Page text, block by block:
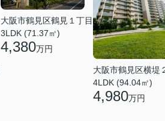
大阪市鶴見区鶴見１丁目
3LDK (71.37㎡)
4,380万円
大阪市鶴見区横堤
4LDK (94.04㎡)
4,980万円